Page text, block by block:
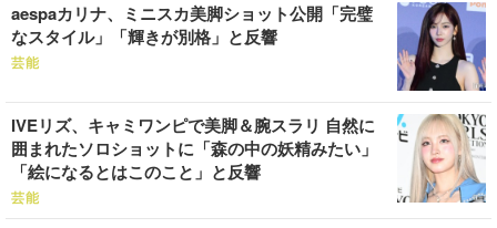
aespaカリナ、ミニスカ美脚ショット公開「完璧
なスタイル」「輝きが別格」と反響
芸能
IVEリズ、キャミワンピで美脚＆腕スラリ 自然に
囲まれたソロショットに「森の中の妖精みたい」
「絵になるとはこのこと」と反響
芸能